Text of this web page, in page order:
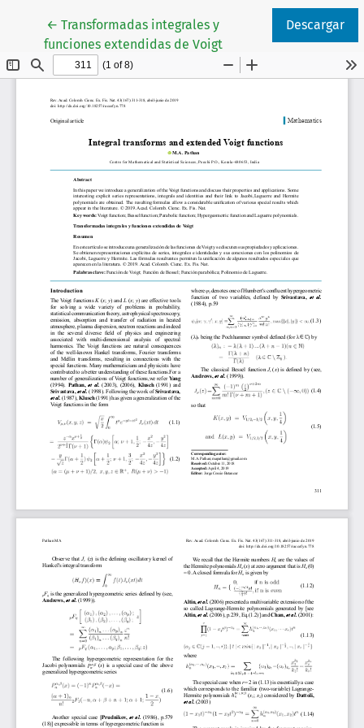
←Volver a los detalles del artículo
Transformadas integrales y
funciones extendidas de Voigt
Descargar